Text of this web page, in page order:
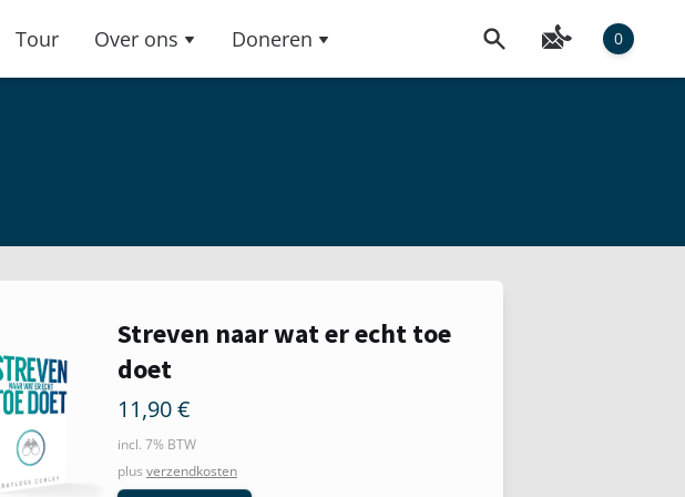
Tour Over ons Doneren 0
Streven naar wat er echt toe
doet
11,90€
incl. 7% BTW
plus verzendkosten